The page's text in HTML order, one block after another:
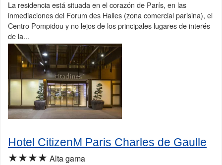
La residencia está situada en el corazón de París, en las
inmediaciones del Forum des Halles (zona comercial parisina), el
Centro Pompidou y no lejos de los principales lugares de interés
de la...
Hotel CitizenM Paris Charles de Gaulle
★★★★ Alta gama